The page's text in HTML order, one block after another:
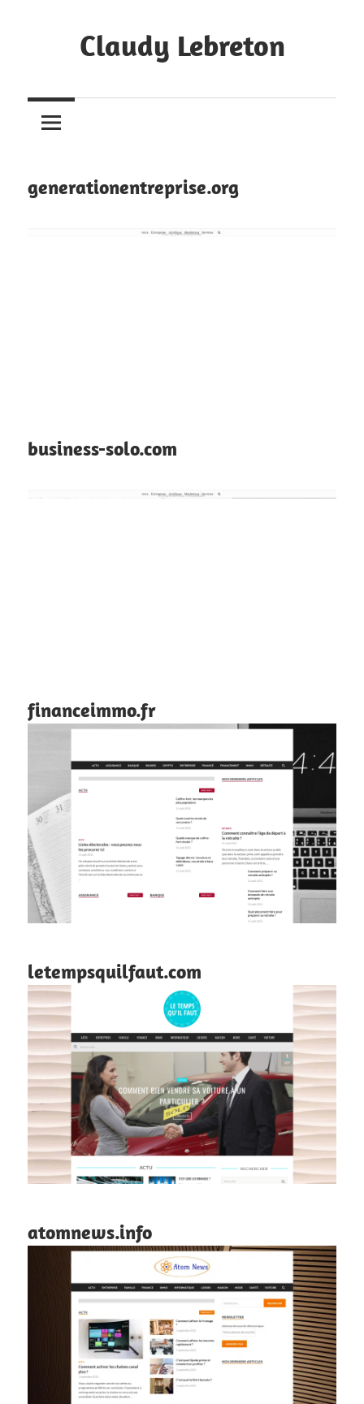
Claudy Lebreton
de
Sites
Toulouse
generationentreprise.org
business-solo.com
financeimmo.fr
letempsquilfaut.com
atomnews.info